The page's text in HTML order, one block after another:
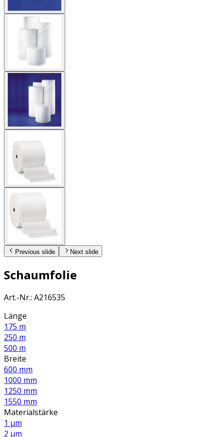
Previous slide Next slide
Schaumfolie
Art.-Nr.: A216535
Länge
175 m
250 m
500 m
Breite
600 mm
1000 mm
1250 mm
1550 mm
Materialstärke
1 µm
2 µm